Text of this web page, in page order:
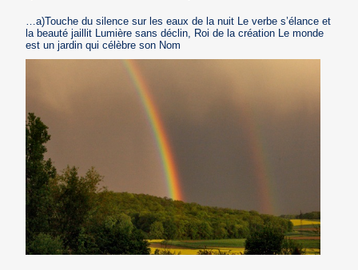
…a)Touche du silence sur les eaux de la nuit Le verbe s’élance et
la beauté jaillit Lumière sans déclin, Roi de la création Le monde
est un jardin qui célèbre son Nom